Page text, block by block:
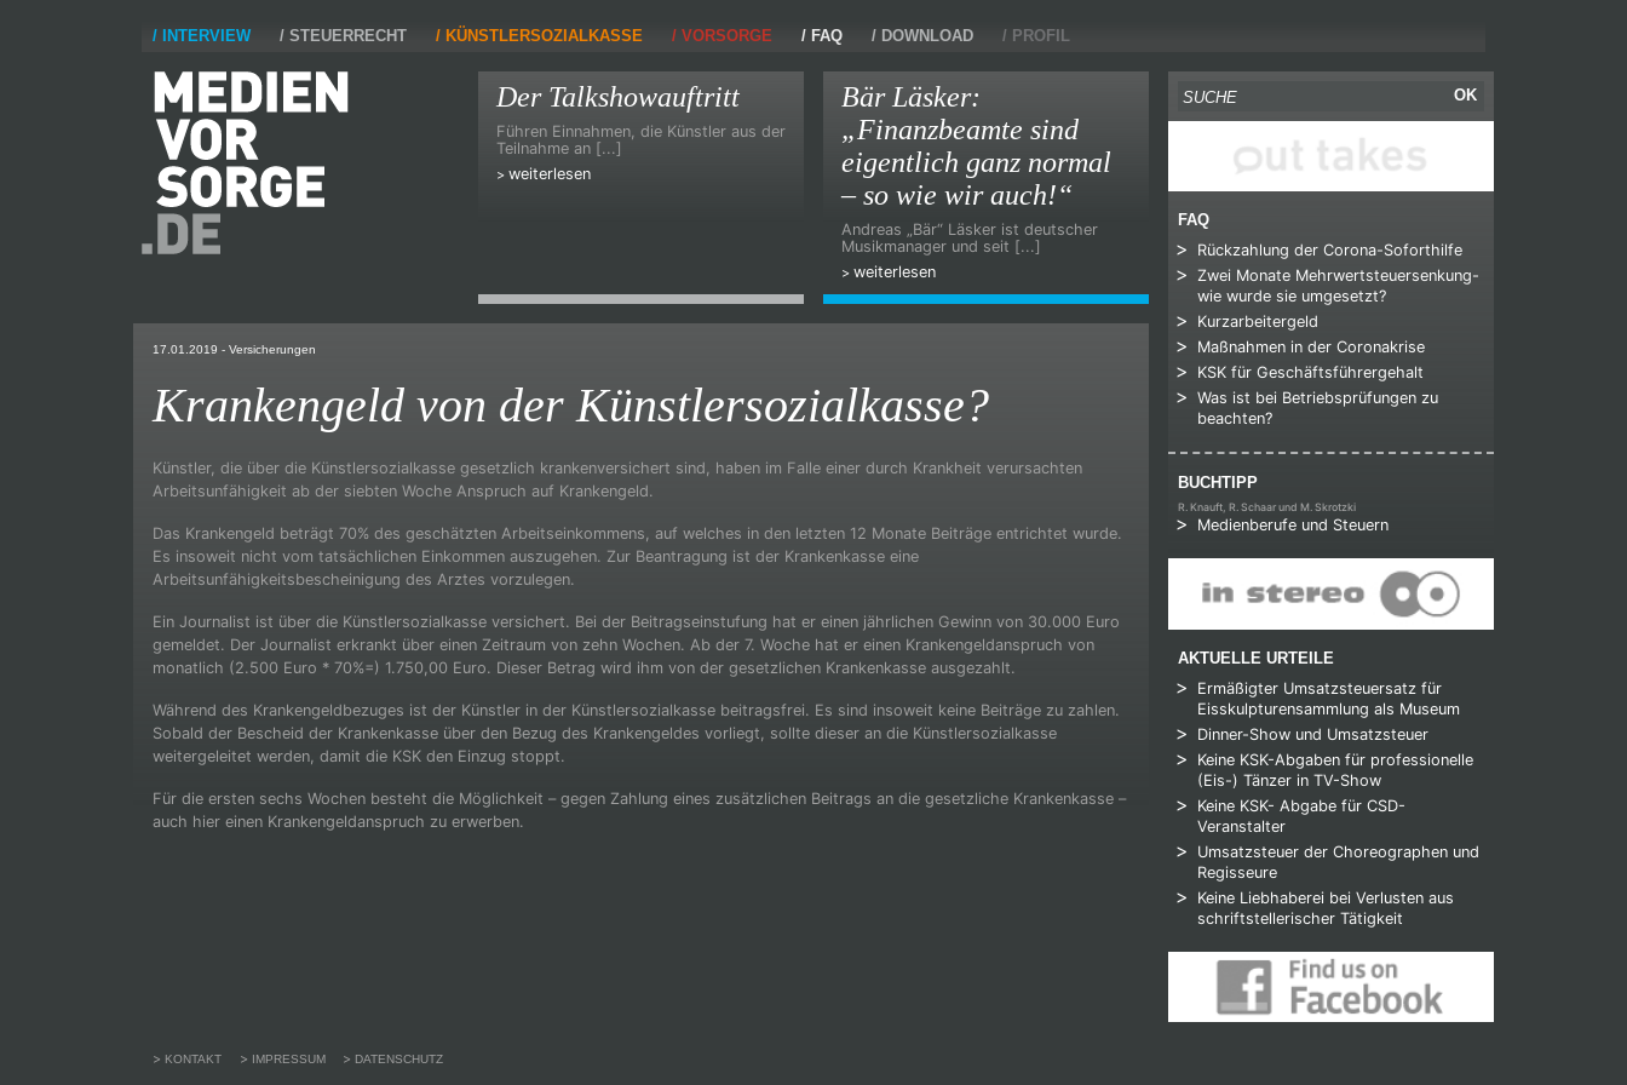
INTERVIEW STEUERRECHT KÜNSTLERSOZIALKASSE VORSORGE FAQ DOWNLOAD PROFIL
Der Talkshowauftritt
Führen Einnahmen, die Künstler aus der
Teilnahme an [...]
weiterlesen
Bär Läsker:
„Finanzbeamte sind
eigentlich ganz normal
– so wie wir auch!“
Andreas „Bär“ Läsker ist deutscher
Musikmanager und seit [...]
weiterlesen
17.01.2019 - Versicherungen
Krankengeld von der Künstlersozialkasse?
Künstler, die über die Künstlersozialkasse gesetzlich krankenversichert sind, haben im Falle einer durch Krankheit verursachten
Arbeitsunfähigkeit ab der siebten Woche Anspruch auf Krankengeld.
Das Krankengeld beträgt 70% des geschätzten Arbeitseinkommens, auf welches in den letzten 12 Monate Beiträge entrichtet wurde.
Es insoweit nicht vom tatsächlichen Einkommen auszugehen. Zur Beantragung ist der Krankenkasse eine
Arbeitsunfähigkeitsbescheinigung des Arztes vorzulegen.
Ein Journalist ist über die Künstlersozialkasse versichert. Bei der Beitragseinstufung hat er einen jährlichen Gewinn von 30.000 Euro
gemeldet. Der Journalist erkrankt über einen Zeitraum von zehn Wochen. Ab der 7. Woche hat er einen Krankengeldanspruch von
monatlich (2.500 Euro * 70%=) 1.750,00 Euro. Dieser Betrag wird ihm von der gesetzlichen Krankenkasse ausgezahlt.
Während des Krankengeldbezuges ist der Künstler in der Künstlersozialkasse beitragsfrei. Es sind insoweit keine Beiträge zu zahlen.
Sobald der Bescheid der Krankenkasse über den Bezug des Krankengeldes vorliegt, sollte dieser an die Künstlersozialkasse
weitergeleitet werden, damit die KSK den Einzug stoppt.
Für die ersten sechs Wochen besteht die Möglichkeit – gegen Zahlung eines zusätzlichen Beitrags an die gesetzliche Krankenkasse –
auch hier einen Krankengeldanspruch zu erwerben.
Suche nach: OK
FAQ
Rückzahlung der Corona-Soforthilfe
Zwei Monate Mehrwertsteuersenkung-
wie wurde sie umgesetzt?
Kurzarbeitergeld
Maßnahmen in der Coronakrise
KSK für Geschäftsführergehalt
Was ist bei Betriebsprüfungen zu
beachten?
BUCHTIPP
R. Knauft, R. Schaar und M. Skrotzki
Medienberufe und Steuern
AKTUELLE URTEILE
Ermäßigter Umsatzsteuersatz für
Eisskulpturensammlung als Museum
Dinner-Show und Umsatzsteuer
Keine KSK-Abgaben für professionelle
(Eis-) Tänzer in TV-Show
Keine KSK- Abgabe für CSD-
Veranstalter
Umsatzsteuer der Choreographen und
Regisseure
Keine Liebhaberei bei Verlusten aus
schriftstellerischer Tätigkeit
KONTAKT IMPRESSUM DATENSCHUTZ